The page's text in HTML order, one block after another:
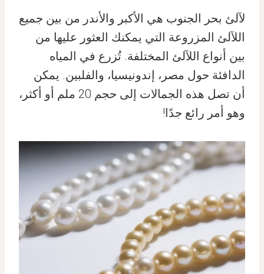
لآلئ بحر الجنوب هي الأكبر والأندر من بين جميع
اللآلئ المزروعة التي يمكنك العثور عليها من
بين أنواع اللآلئ المختلفة. تُزرع في المياه
الدافئة حول مصر، إندونيسيا، والفلبين. يمكن
أن تصل هذه الجمالات إلى حجم 20 ملم أو أكثر،
وهو أمر رائع جدًا!